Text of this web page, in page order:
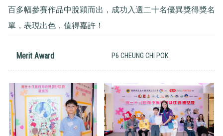
百多幅參賽作品中脫穎而出，成功入選二十名優異獎得獎名
單，表現出色，值得嘉許！
Merit Award P6 CHEUNG CHI POK